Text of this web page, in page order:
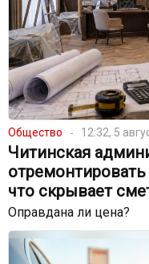
Общество 12:32, 5
Читинская
что скрывает
Оправдана ли цена?